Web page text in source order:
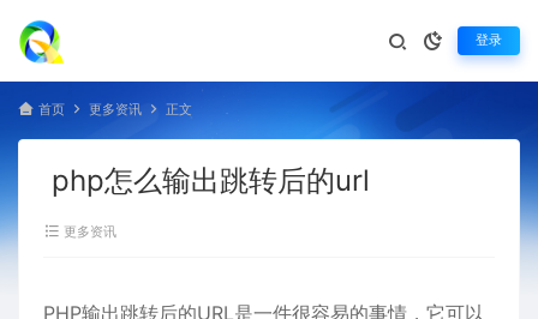
登录
首页 更多资讯 正文
php怎么输出跳转后的url
更多资讯
PHP输出跳转后的URL是一件很容易的事情，它可以